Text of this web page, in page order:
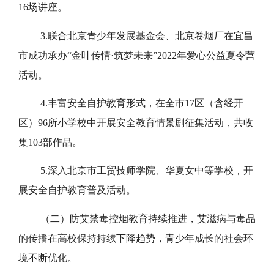
16场讲座。
3.联合北京青少年发展基金会、北京卷烟厂在宜昌
市成功承办“金叶传情·筑梦未来”2022年爱心公益夏令营
活动。
4.丰富安全自护教育形式，在全市17区（含经开
区）96所小学校中开展安全教育情景剧征集活动，共收
集103部作品。
5.深入北京市工贸技师学院、华夏女中等学校，开
展安全自护教育普及活动。
（二）防艾禁毒控烟教育持续推进，艾滋病与毒品
的传播在高校保持持续下降趋势，青少年成长的社会环
境不断优化。